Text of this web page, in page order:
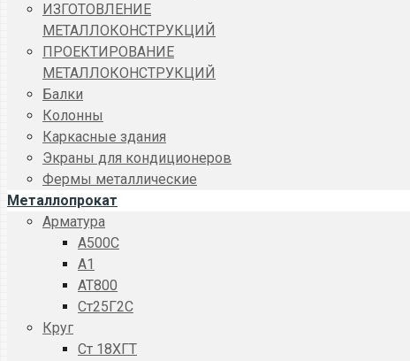
ИЗГОТОВЛЕНИЕ
МЕТАЛЛОКОНСТРУКЦИЙ
ПРОЕКТИРОВАНИЕ
МЕТАЛЛОКОНСТРУКЦИЙ
Балки
Колонны
Каркасные здания
Экраны для кондиционеров
Фермы металлические
Металлопрокат
Арматура
A500C
А1
АТ800
Ст25Г2С
Круг
Ст 18ХГТ